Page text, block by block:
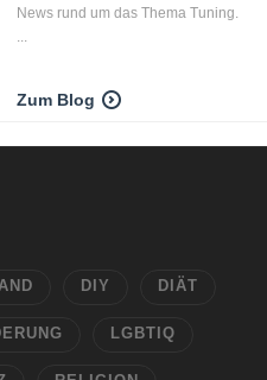
News rund um das Thema Tuning.
...
Zum Blog
DIY DIÄT
LGBTIQ